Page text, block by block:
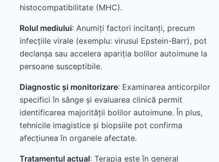
histocompatibilitate (MHC).
Rolul mediului: Anumiți factori incitanți, precum
infecțiile virale (exemplu: virusul Epstein-Barr), pot
declanșa sau accelera apariția bolilor autoimune la
persoane susceptibile.
Diagnostic și monitorizare: Examinarea anticorpilor
specifici în sânge și evaluarea clinică permit
identificarea majorității bolilor autoimune. În plus,
tehnicile imagistice și biopsiile pot confirma
afecțiunea în organele afectate.
Tratamentul actual: Terapia este în general